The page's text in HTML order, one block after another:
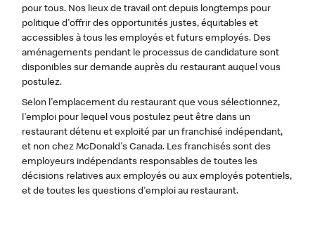
pour tous. Nos lieux de travail ont depuis longtemps pour
politique d'offrir des opportunités justes, équitables et
accessibles à tous les employés et futurs employés. Des
aménagements pendant le processus de candidature sont
disponibles sur demande auprès du restaurant auquel vous
postulez.
Selon l'emplacement du restaurant que vous sélectionnez,
l'emploi pour lequel vous postulez peut être dans un
restaurant détenu et exploité par un franchisé indépendant,
et non chez McDonald's Canada. Les franchisés sont des
employeurs indépendants responsables de toutes les
décisions relatives aux employés ou aux employés potentiels,
et de toutes les questions d'emploi au restaurant.